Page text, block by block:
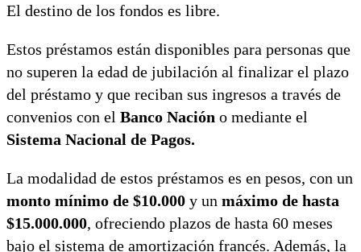
El destino de los fondos es libre.
Estos préstamos están disponibles para personas que
no superen la edad de jubilación al finalizar el plazo
del préstamo y que reciban sus ingresos a través de
convenios con el Banco Nación o mediante el
Sistema Nacional de Pagos.
La modalidad de estos préstamos es en pesos, con un
monto mínimo de $10.000 y un máximo de hasta
$15.000.000, ofreciendo plazos de hasta 60 meses
bajo el sistema de amortización francés. Además, la